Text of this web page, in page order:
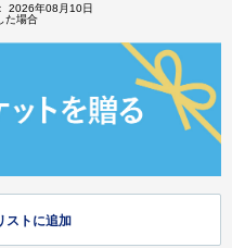
2026年08月10日
た場合
ストに追加